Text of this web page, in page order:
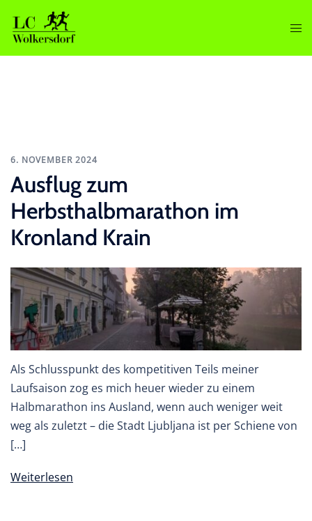
Inhalt
springen
6. NOVEMBER 2024
Ausflug zum
Herbsthalbmarathon im
Kronland Krain
Als Schlusspunkt des kompetitiven Teils meiner
Laufsaison zog es mich heuer wieder zu einem
Halbmarathon ins Ausland, wenn auch weniger weit
weg als zuletzt – die Stadt Ljubljana ist per Schiene von
[…]
Weiterlesen